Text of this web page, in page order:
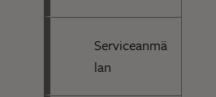
Serviceanmä
lan